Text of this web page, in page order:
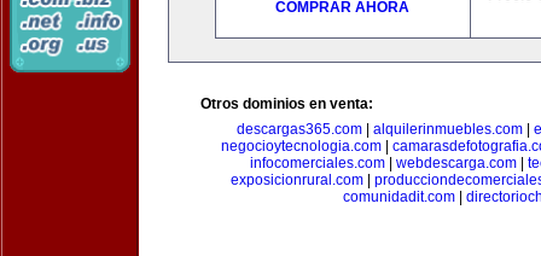
COMPRAR AHORA
Otros dominios en venta:
descargas365.com| alquilerinmuebles.com|
negocioytecnologia.com
infocomerciales.com| webdescarga.com|
exposicionrural.com
comunidadit.com|